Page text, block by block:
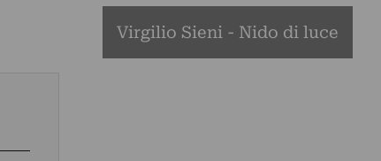
Virgilio Sieni - Nido di luce